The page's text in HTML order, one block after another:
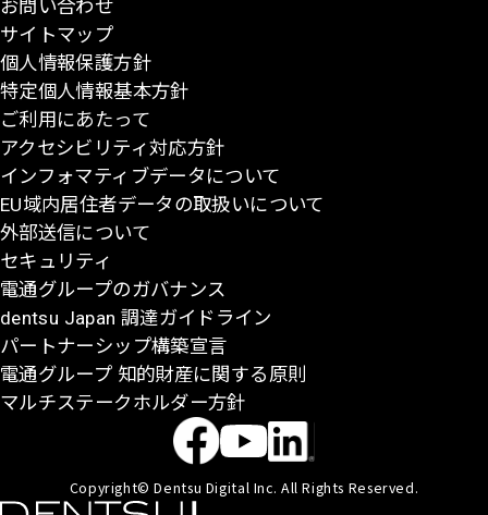
お問い合わせ
サイトマップ
個人情報保護方針
特定個人情報基本方針
ご利用にあたって
アクセシビリティ対応方針
インフォマティブデータについて
EU域内居住者データの取扱いについて
外部送信について
セキュリティ
電通グループのガバナンス
dentsu Japan 調達ガイドライン
パートナーシップ構築宣言
電通グループ 知的財産に関する原則
マルチステークホルダー方針
Copyright© Dentsu Digital Inc. All Rights Reserved.